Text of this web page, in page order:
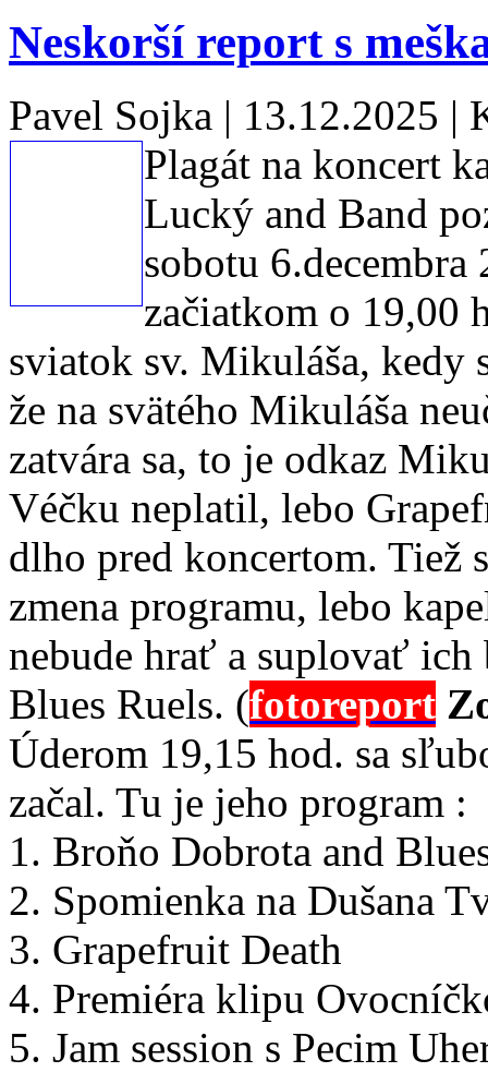
Neskorší report s
Pavel Sojka | 13.12.2025 |
Plagát na koncert
Lucký and Band
sobotu
začiatkom o 19,00
sviatok sv. Mikuláša, kedy
že na svätého Mikuláša
zatvára sa, to je odkaz
Véčku neplatil, lebo
dlho pred koncertom. Tiež
zmena programu, lebo
nebude hrať a suplovať
Blues Ruels. (fotoreport
Úderom 19,15 hod. sa
začal. Tu je jeho program :
1. Broňo Dobrota and
2. Spomienka na Dušana
3. Grapefruit Death
4. Premiéra klipu
5. Jam session s Pecim